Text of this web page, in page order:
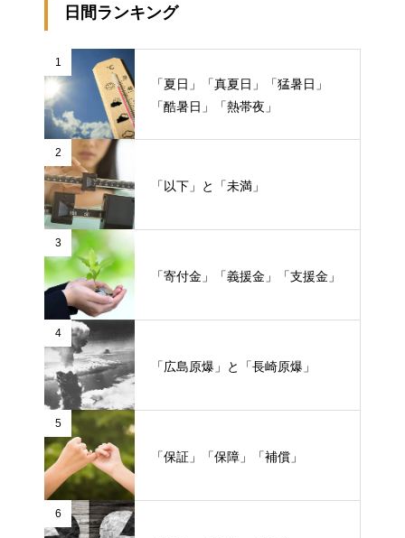
日間ランキング
1
「夏日」「真夏日」「猛暑日」
「酷暑日」「熱帯夜」
2
「以下」と「未満」
3
「寄付金」「義援金」「支援金」
4
「広島原爆」と「長崎原爆」
5
「保証」「保障」「補償」
6